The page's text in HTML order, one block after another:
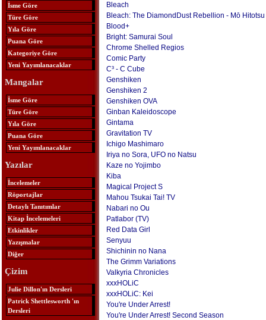
İsme Göre
Türe Göre
Yıla Göre
Puana Göre
Kategoriye Göre
Yeni Yayımlanacaklar
Mangalar
İsme Göre
Türe Göre
Yıla Göre
Puana Göre
Yeni Yayımlanacaklar
Yazılar
İncelemeler
Röportajlar
Detaylı Tanıtımlar
Kitap İncelemeleri
Etkinlikler
Yazışmalar
Diğer
Çizim
Julie Dillon'ın Dersleri
Patrick Shettlesworth 'ın
Dersleri
Bleach
Bleach: The DiamondDust Rebellion - Mō
Blood+
Bright: Samurai Soul
Chrome Shelled Regios
Comic Party
C³ - C Cube
Genshiken
Genshiken 2
Genshiken OVA
Ginban Kaleidoscope
Gintama
Gravitation TV
Ichigo Mashimaro
Iriya no Sora, UFO no Natsu
Kaze no Yojimbo
Kiba
Magical Project S
Mahou Tsukai Tai! TV
Nabari no Ou
Patlabor (TV)
Red Data Girl
Senyuu
Shichinin no Nana
The Grimm Variations
Valkyria Chronicles
xxxHOLiC
xxxHOLiC: Kei
You're Under Arrest!
You're Under Arrest! Second Season